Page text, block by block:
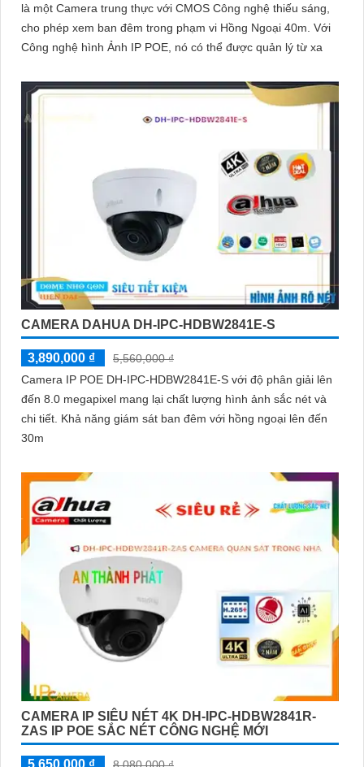
là một Camera trung thực với CMOS Công nghệ thiếu sáng,
cho phép xem ban đêm trong phạm vi Hồng Ngoại 40m. Với
Công nghệ hình Ảnh IP POE, nó có thể được quản lý từ xa
CAMERA DAHUA DH-IPC-HDBW2841E-S
3,890,000 ₫
5,560,000 ₫
Camera IP POE DH-IPC-HDBW2841E-S với độ phân giải lên
đến 8.0 megapixel mang lại chất lượng hình ảnh sắc nét và
chi tiết. Khả năng giám sát ban đêm với hồng ngoại lên đến
30m
CAMERA IP SIÊU NÉT 4K DH-IPC-HDBW2841R-
ZAS IP POE SẮC NÉT CÔNG NGHỆ MỚI
5,650,000 ₫
8,080,000 ₫